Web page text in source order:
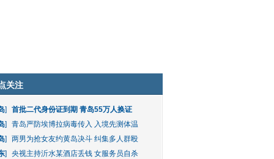
关注
]
首批二代身份证到期 青岛55万人换证
]
青岛严防埃博拉病毒传入 入境先测体温
]
两男为抢女友约黄岛决斗 纠集多人群殴
]
央视主持沂水某酒店丢钱 女服务员自杀